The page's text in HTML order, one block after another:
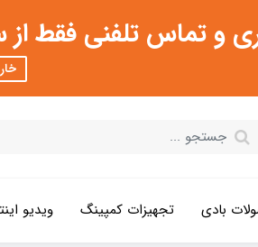
فقط از ساعت 11:30 صبح تا 2 عصر و 3 تا 8 شب
بادی تجهیزات کمپینگ ویدیو